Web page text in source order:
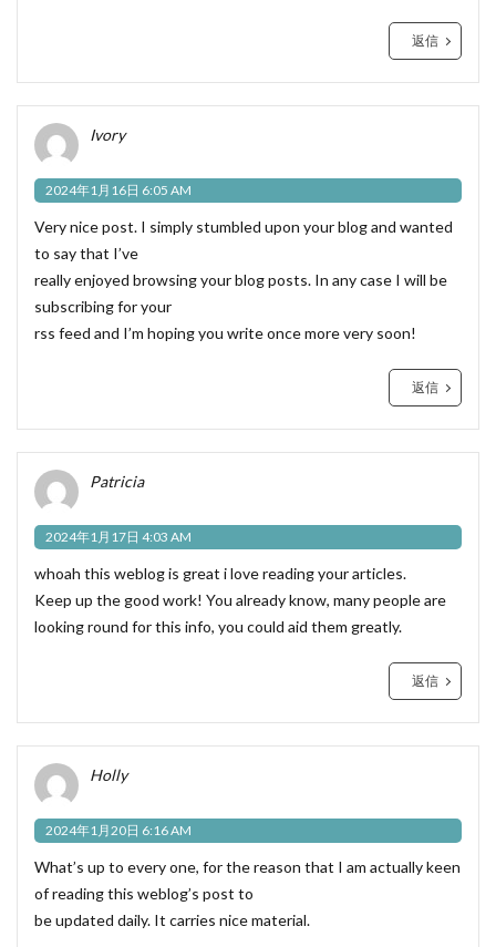
返信
Ivory
2024年1月16日 6:05 AM
Very nice post. I simply stumbled upon your blog and wanted
to say that I’ve
really enjoyed browsing your blog posts. In any case I will be
subscribing for your
rss feed and I’m hoping you write once more very soon!
返信
Patricia
2024年1月17日 4:03 AM
whoah this weblog is great i love reading your articles.
Keep up the good work! You already know, many people are
looking round for this info, you could aid them greatly.
返信
Holly
2024年1月20日 6:16 AM
What’s up to every one, for the reason that I am actually keen
of reading this weblog’s post to
be updated daily. It carries nice material.